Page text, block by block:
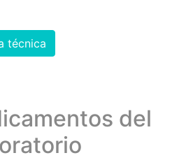
técnica
del